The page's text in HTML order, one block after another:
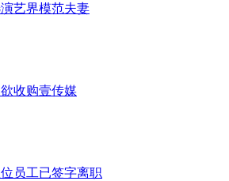
艺界模范夫妻
收购壹传媒
员工已签字离职